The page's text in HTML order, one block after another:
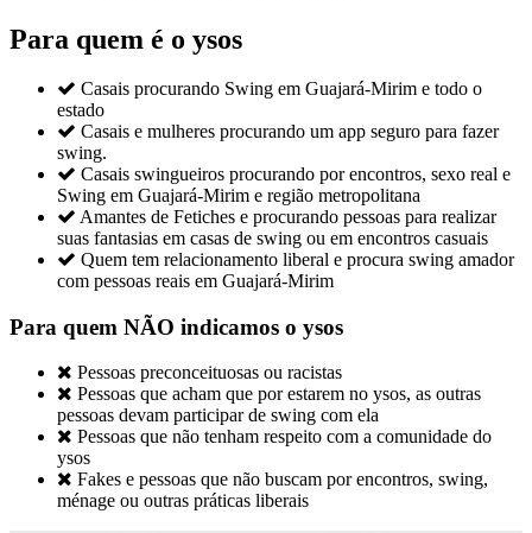
Para quem é o ysos
 Casais procurando Swing em Guajará-Mirim e todo o
estado
 Casais e mulheres procurando um app seguro para fazer
swing.
 Casais swingueiros procurando por encontros, sexo real e
Swing em Guajará-Mirim e região metropolitana
 Amantes de Fetiches e procurando pessoas para realizar
suas fantasias em casas de swing ou em encontros casuais
 Quem tem relacionamento liberal e procura swing amador
com pessoas reais em Guajará-Mirim
Para quem NÃO indicamos o ysos
 Pessoas preconceituosas ou racistas
 Pessoas que acham que por estarem no ysos, as outras
pessoas devam participar de swing com ela
 Pessoas que não tenham respeito com a comunidade do
ysos
 Fakes e pessoas que não buscam por encontros, swing,
ménage ou outras práticas liberais